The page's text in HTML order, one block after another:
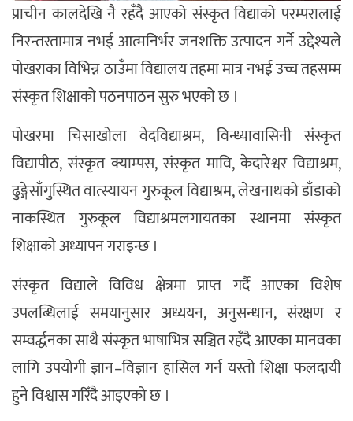
प्राचीन कालदेखि नै रहँदै आएको संस्कृत विद्याको परम्परालाई
निरन्तरतामात्र नभई आत्मनिर्भर जनशक्ति उत्पादन गर्ने उद्देश्यले
पोखराका विभिन्न ठाउँमा विद्यालय तहमा मात्र नभई उच्च तहसम्म
संस्कृत शिक्षाको पठनपाठन सुरु भएको छ ।
पोखरमा चिसाखोला वेदविद्याश्रम, विन्ध्यावासिनी संस्कृत
विद्यापीठ, संस्कृत क्याम्पस, संस्कृत मावि, केदारेश्वर विद्याश्रम,
ढुङ्गेसाँगुस्थित वात्स्यायन गुरुकूल विद्याश्रम, लेखनाथको डाँडाको
नाकस्थित गुरुकूल विद्याश्रमलगायतका स्थानमा संस्कृत
शिक्षाको अध्यापन गराइन्छ ।
संस्कृत विद्याले विविध क्षेत्रमा प्राप्त गर्दै आएका विशेष
उपलब्धिलाई समयानुसार अध्ययन, अनुसन्धान, संरक्षण र
सम्वर्द्धनका साथै संस्कृत भाषाभित्र सञ्चित रहँदै आएका मानवका
लागि उपयोगी ज्ञान–विज्ञान हासिल गर्न यस्तो शिक्षा फलदायी
हुने विश्वास गरिँदै आइएको छ ।